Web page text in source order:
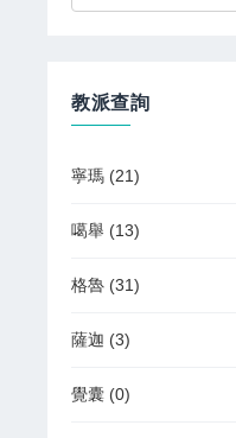
教派查詢
寧瑪 (21)
噶舉 (13)
格魯 (31)
薩迦 (3)
覺囊 (0)